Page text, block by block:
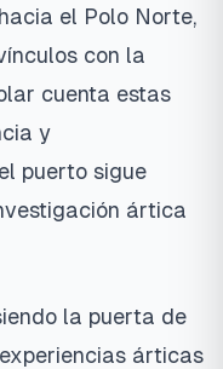
el Polo Norte,
con la
cuenta estas
y
puerto sigue
ártica
la puerta de
árticas